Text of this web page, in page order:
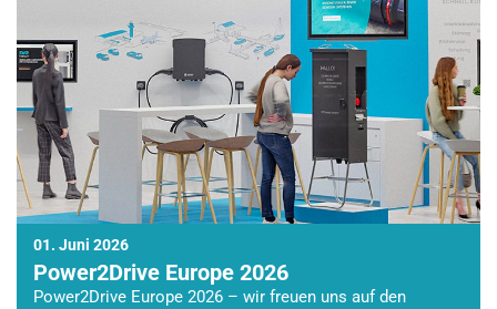
01. Juni 2026
Power2Drive Europe 2026
Power2Drive Europe 2026 – wir freuen uns auf den